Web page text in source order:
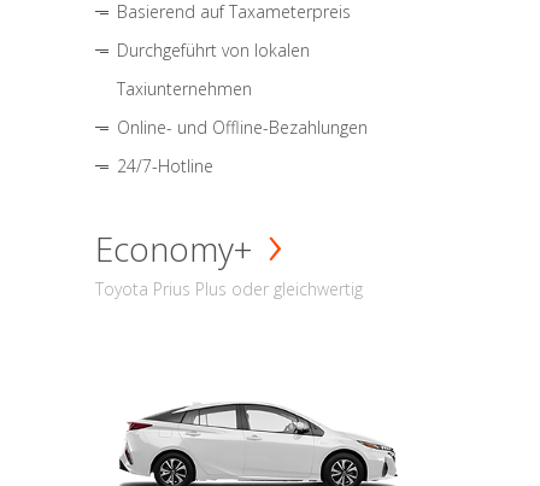
Basierend auf Taxameterpreis
Durchgeführt von lokalen
Taxiunternehmen
Online- und Offline-Bezahlungen
24/7-Hotline
Economy+
Toyota Prius Plus oder gleichwertig